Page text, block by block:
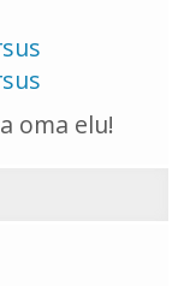
oma elu!